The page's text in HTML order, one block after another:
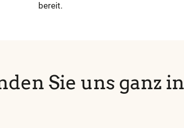
bereit.
Sie uns ganz